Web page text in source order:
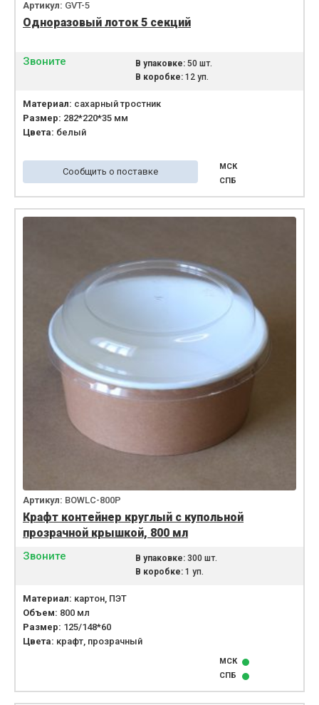
Артикул: GVT-5
Одноразовый лоток 5 секций
Звоните В упаковке:50 шт.
В коробке:12 уп.
Материал: сахарный тростник
Размер: 282*220*35 мм
Цвета: белый
Сообщить о поставке
МСК
СПБ
Артикул: BOWLC-800P
Крафт контейнер круглый с купольной
прозрачной крышкой, 800 мл
Звоните В упаковке:300 шт.
В коробке:1 уп.
Материал: картон, ПЭТ
Объем: 800 мл
Размер: 125/148*60
Цвета: крафт, прозрачный
МСК
СПБ